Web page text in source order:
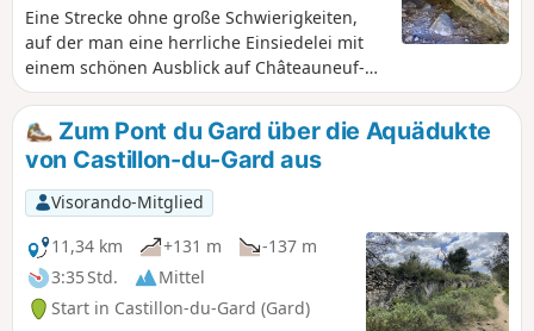
Eine Strecke ohne große Schwierigkeiten,
auf der man eine herrliche Einsiedelei mit
einem schönen Ausblick auf Châteauneuf-
du-Pape und den Ventoux entdecken kann.
Es ist auch möglich, zwei kleine Aufstiege zu
bewältigen, um zwei wunderschöne Höhlen
zu erkunden und Informationen über die
Vergangenheit der Region zu erhalten. Der
Rückweg führt über einen Weg, der
teilweise die bekannten Weinberge von Lirac
überragt. Die „Montagne“, wie man sie hier
nennt, bietet eine abwechslungsreiche
Landschaft aus Heideland und Wäldern.
Zum Pont du Gard über die Aquädukte
von Castillon-du-Gard aus
Visorando-Mitglied
11,34 km
+131 m
-137 m
3:35 Std.
Mittel
Start in Castillon-du-Gard (Gard)